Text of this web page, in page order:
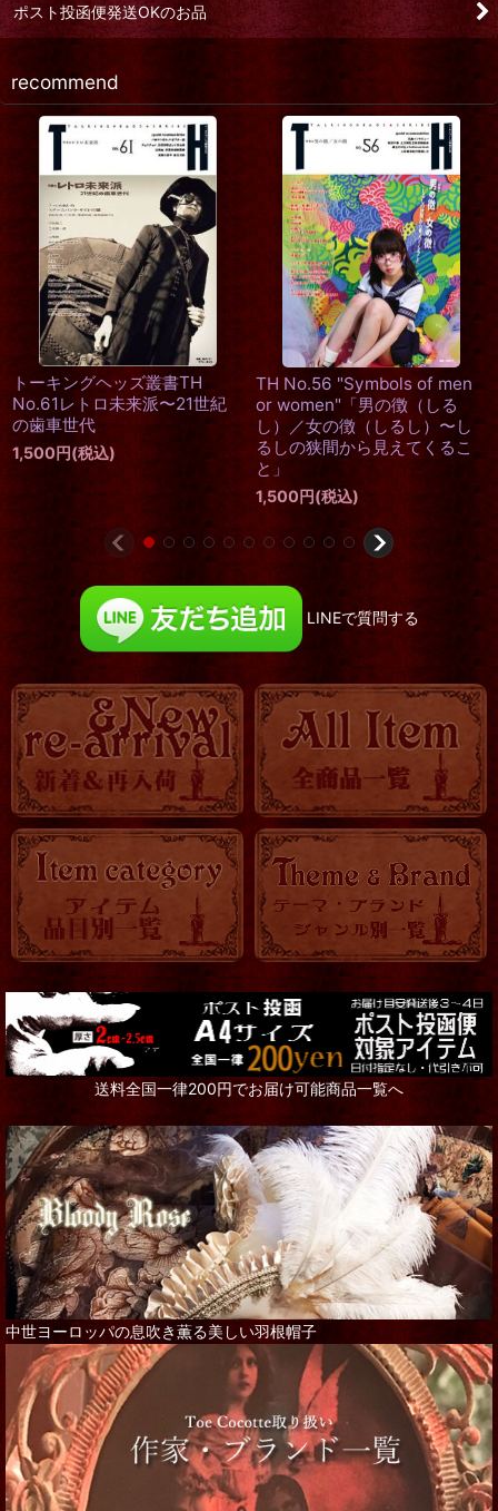
ポスト投函便発送OKのお品
recommend
トーキングヘッズ叢書TH
No.75「秘めごとから覗く世
界」
1,500円(税込)
トーキングヘッズ叢書TH
No.74「罪深きイノセンス」
1,500円(税込)
LINEで質問する
送料全国一律200円でお届け可能商品一覧へ
中世ヨーロッパの息吹き薫る美しい羽根帽子